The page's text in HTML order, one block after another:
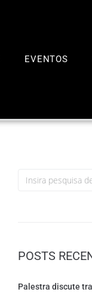
EVENTOS
POSTS
Palestra discute